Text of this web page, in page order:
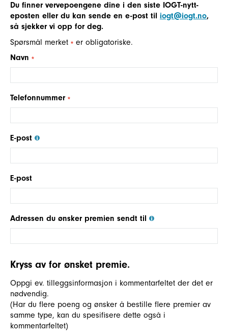
Du finner vervepoengene dine i den siste IOGT-nytt-
eposten eller du kan sende en e-post til iogt@iogt.no,
så sjekker vi opp for deg.
Spørsmål merket
er obligatoriske.
Navn
Telefonnummer
E-post
E-post
Adressen du ønsker premien sendt til
Kryss av for ønsket premie.
Oppgi ev. tilleggsinformasjon i kommentarfeltet der det er
nødvendig.
(Har du flere poeng og ønsker å bestille flere premier av
samme type, kan du spesifisere dette også i
kommentarfeltet)